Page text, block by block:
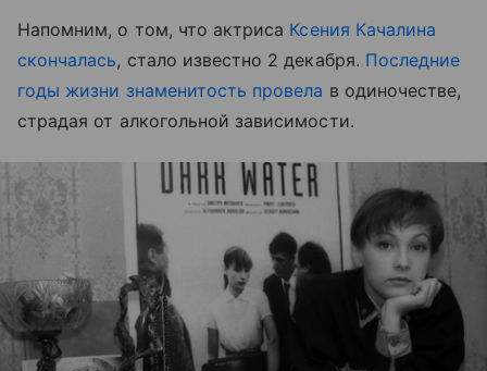
Напомним, о том, что актриса Ксения Качалина
скончалась, стало известно 2 декабря. Последние
годы жизни знаменитость провела в одиночестве,
страдая от алкогольной зависимости.